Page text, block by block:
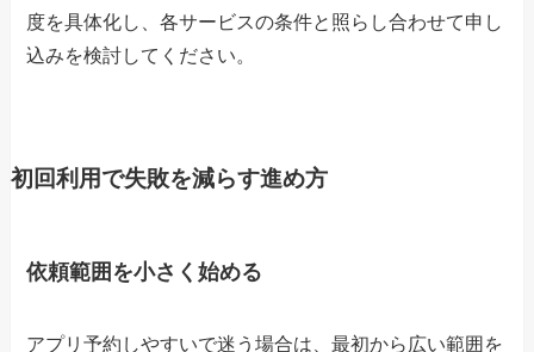
度を具体化し、各サービスの条件と照らし合わせて申し
込みを検討してください。
初回利用で失敗を減らす進め方
依頼範囲を小さく始める
アプリ予約しやすいで迷う場合は、最初から広い範囲を